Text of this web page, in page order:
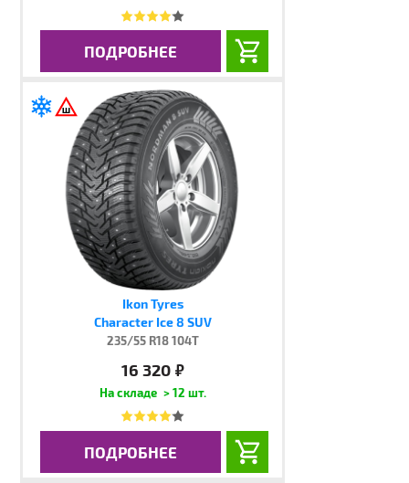
ПОДРОБНЕЕ
Ikon Tyres
Character Ice 8 SUV
235/55 R18 104T
16 320 руб.
> 12 шт.
ПОДРОБНЕЕ